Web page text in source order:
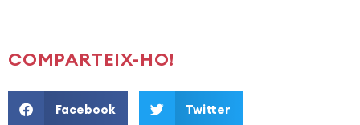
COMPARTEIX-HO!
Facebook Twitter